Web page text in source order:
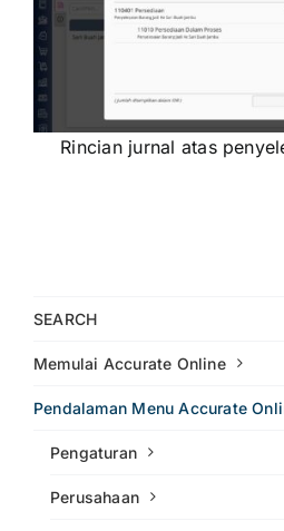
Rincian jurnal atas
SEARCH
Memulai Accurate Online
Pendalaman Menu Accurate
Pengaturan
Perusahaan